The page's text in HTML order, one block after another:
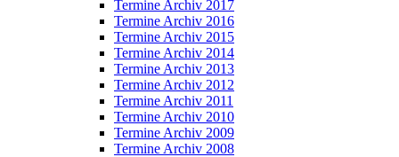
Termine Archiv 2017
Termine Archiv 2016
Termine Archiv 2015
Termine Archiv 2014
Termine Archiv 2013
Termine Archiv 2012
Termine Archiv 2011
Termine Archiv 2010
Termine Archiv 2009
Termine Archiv 2008